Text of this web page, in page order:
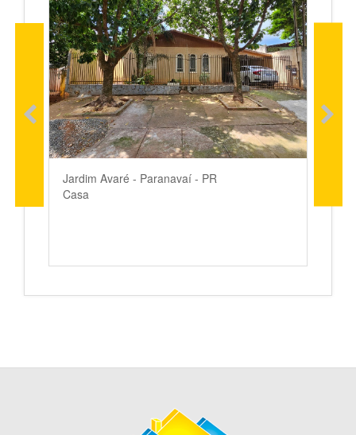
Jardim Avaré - Paranavaí - PR
Casa